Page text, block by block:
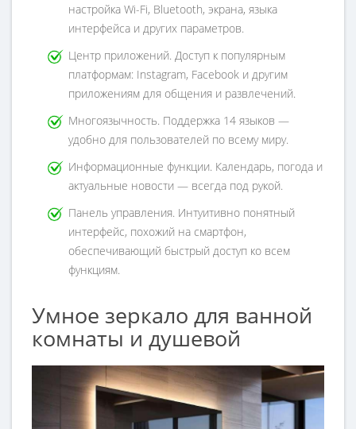
настройка Wi-Fi, Bluetooth, экрана, языка
интерфейса и других параметров.
Центр приложений. Доступ к популярным
платформам: Instagram, Facebook и другим
приложениям для общения и развлечений.
Многоязычность. Поддержка 14 языков —
удобно для пользователей по всему миру.
Информационные функции. Календарь, погода и
актуальные новости — всегда под рукой.
Панель управления. Интуитивно понятный
интерфейс, похожий на смартфон,
обеспечивающий быстрый доступ ко всем
функциям.
Умное зеркало для ванной
комнаты и душевой